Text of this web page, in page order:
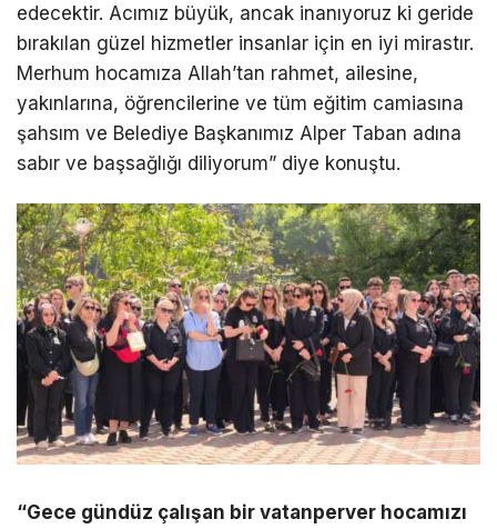
edecektir. Acımız büyük, ancak inanıyoruz ki geride
bırakılan güzel hizmetler insanlar için en iyi mirastır.
Merhum hocamıza Allah’tan rahmet, ailesine,
yakınlarına, öğrencilerine ve tüm eğitim camiasına
şahsım ve Belediye Başkanımız Alper Taban adına
sabır ve başsağlığı diliyorum” diye konuştu.
“Gece gündüz çalışan bir vatanperver hocamızı